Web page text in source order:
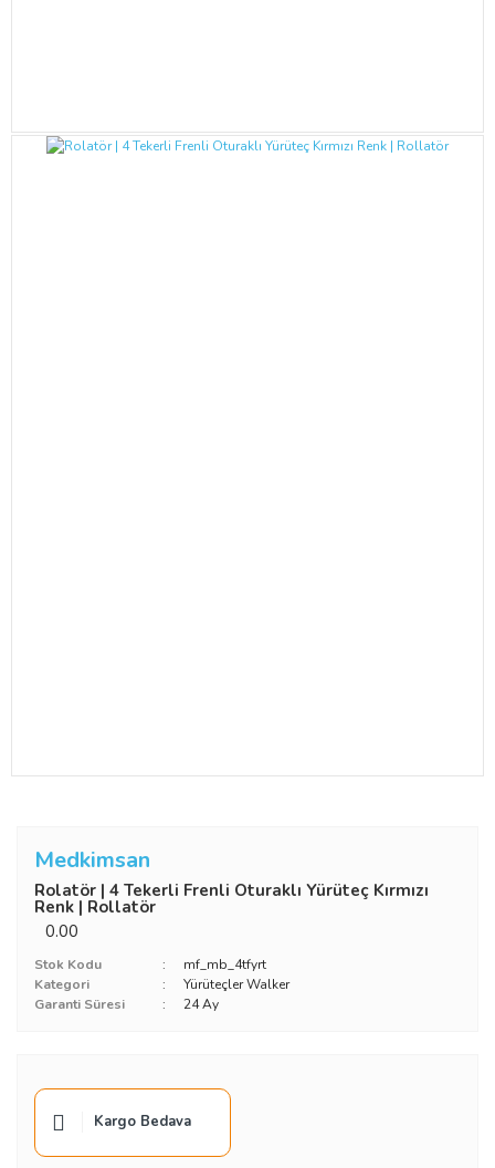
Medkimsan
Rolatör | 4 Tekerli Frenli Oturaklı Yürüteç Kırmızı
Renk | Rollatör
0.00
Stok Kodu
mf_mb_4tfyrt
Kategori
Yürüteçler Walker
Garanti Süresi
24 Ay
Kargo Bedava